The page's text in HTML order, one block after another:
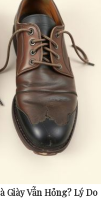
Giày Vẫn Hỏng? Lý Do